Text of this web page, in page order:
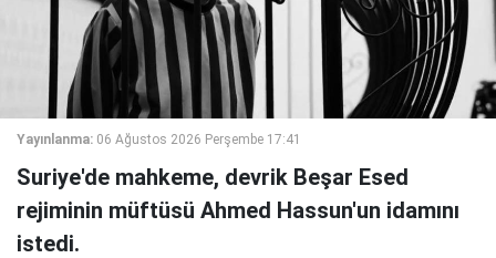
Yayınlanma: 06 Ağustos 2026 Perşembe 17:41
Suriye'de mahkeme, devrik Beşar Esed
rejiminin müftüsü Ahmed Hassun'un idamını
istedi.